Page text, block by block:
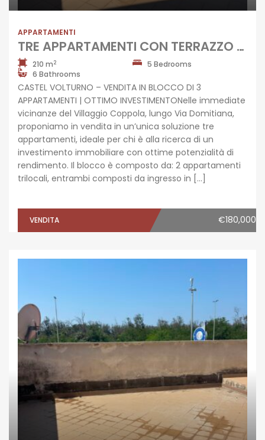
APPARTAMENTI
TRE APPARTAMENTI CON TERRAZZO Castel Volturno-Domitiana
210 m2
5 Bedrooms
6 Bathrooms
CASTEL VOLTURNO – VENDITA IN BLOCCO DI 3
APPARTAMENTI | OTTIMO INVESTIMENTONelle immediate
vicinanze del Villaggio Coppola, lungo Via Domitiana,
proponiamo in vendita in un’unica soluzione tre
appartamenti, ideale per chi è alla ricerca di un
investimento immobiliare con ottime potenzialità di
rendimento. Il blocco è composto da: 2 appartamenti
trilocali, entrambi composti da ingresso in […]
VENDITA €180,000